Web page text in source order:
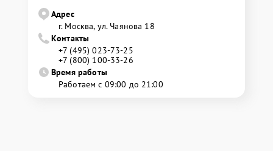
Адрес
г. Москва, ул. Чаянова 18
Контакты
+7 (495) 023-73-25
+7 (800) 100-33-26
Время работы
Работаем с 09:00 до 21:00